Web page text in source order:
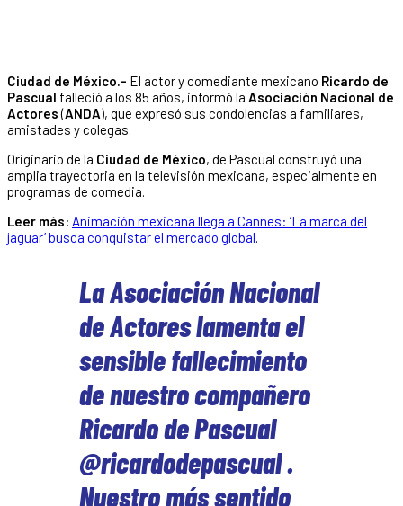
Ciudad de México.- El actor y comediante mexicano Ricardo de
Pascual falleció a los 85 años, informó la Asociación Nacional de
Actores(ANDA), que expresó sus condolencias a familiares,
amistades y colegas.
Originario de la Ciudad de México, de Pascual construyó una
amplia trayectoria en la televisión mexicana, especialmente en
programas de comedia.
Leer más: Animación mexicana llega a Cannes: ‘La marca del
jaguar’ busca conquistar el mercado global.
La Asociación Nacional
de Actores lamenta el
sensible fallecimiento
de nuestro compañero
Ricardo de Pascual
@ricardodepascual .
Nuestro más sentido